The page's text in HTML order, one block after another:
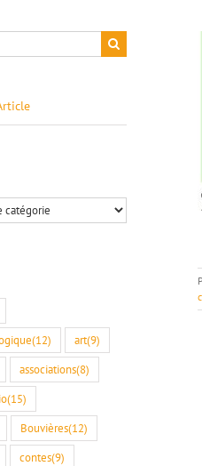
alimentaire – CRATer un
(12) art(9)
associations(8)
(15)
Bouvières(12)
contes(9)